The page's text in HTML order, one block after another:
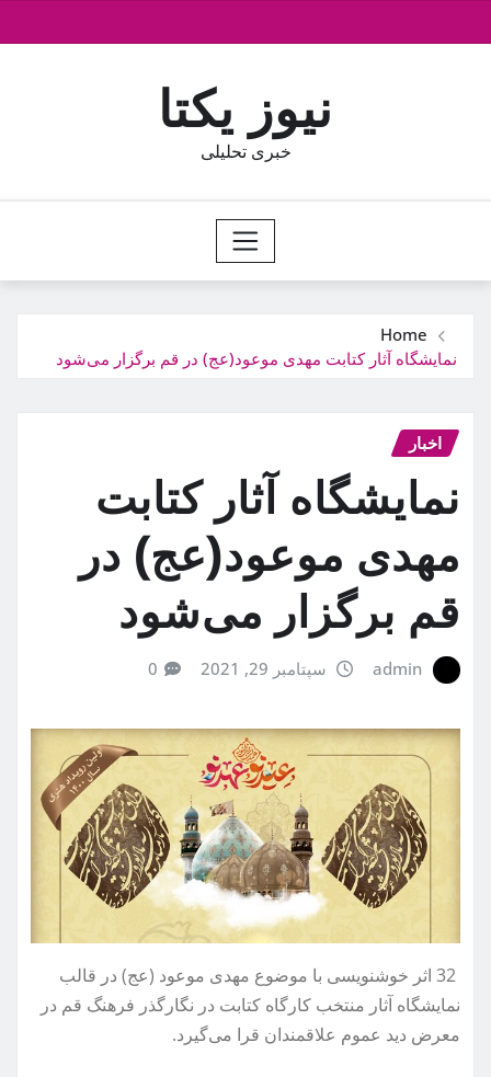
to
نیوز یکتا
خبری تحلیلی
Home
نمایشگاه آثار کتابت مهدی موعود(عج) در قم برگزار می‌شود
اخبار
نمایشگاه آثار کتابت
مهدی موعود(عج) در
قم برگزار می‌شود
admin سپتامبر 29, 2021 0
32 اثر خوشنویسی با موضوع مهدی موعود (عج) در قالب
نمایشگاه آثار منتخب کارگاه کتابت در نگارگذر فرهنگ قم در
معرض دید عموم علاقمندان قرا می‌گیرد.